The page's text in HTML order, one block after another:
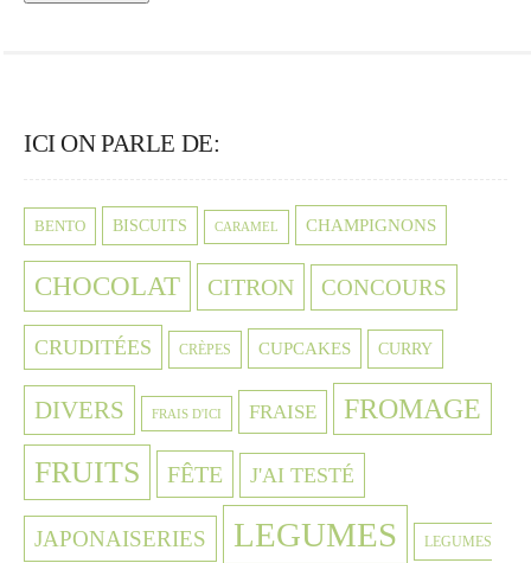
ICI ON PARLE DE:
BENTO BISCUITS CARAMEL CHAMPIGNONS
CHOCOLAT CITRON CONCOURS
CRUDITÉES CRÈPES CUPCAKES CURRY
DIVERS FRAIS D'ICI FRAISE FROMAGE
FRUITS FÊTE J'AI TESTÉ
JAPONAISERIES LEGUMES LEGUMES